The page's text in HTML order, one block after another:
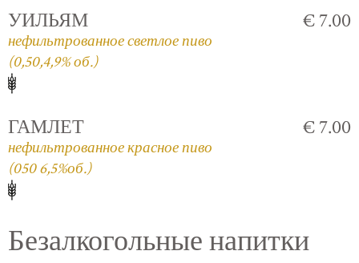
УИЛЬЯМ
нефильтрованное светлое пиво
(0,50,4,9% об.)
€ 7.00
ГАМЛЕТ
нефильтрованное красное пиво
(050 6,5%об.)
€ 7.00
Безалкогольные напитки